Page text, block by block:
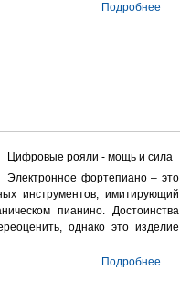
Подробнее
Цифровые рояли - мощь и сила
Электронное фортепиано – это
инструментов, имитирующий
пианино. Достоинства
однако это изделие
Подробнее